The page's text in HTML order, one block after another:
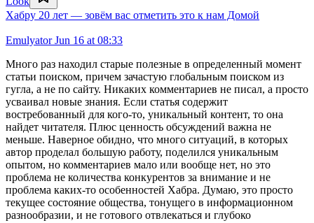
Хабру 20 лет — зовём вас отметить это к нам Домой
EmulyatorJun 16 at 08:33
Много раз находил старые полезные в определенный момент
статьи поиском, причем зачастую глобальным поиском из
гугла, а не по сайту. Никаких комментариев не писал, а просто
усваивал новые знания. Если статья содержит
востребованный для кого-то, уникальный контент, то она
найдет читателя. Плюс ценность обсуждений важна не
меньше. Наверное обидно, что много ситуаций, в которых
автор проделал большую работу, поделился уникальным
опытом, но комментариев мало или вообще нет, но это
проблема не количества конкурентов за внимание и не
проблема каких-то особенностей Хабра. Думаю, это просто
текущее состояние общества, тонущего в информационном
разнообразии, и не готового отвлекаться и глубоко